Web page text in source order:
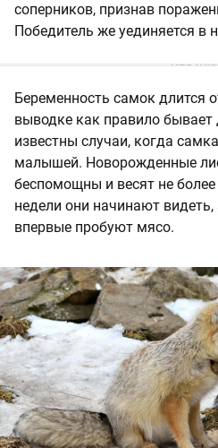
соперников, признав
Победитель же уединяется в
Беременность самок длится
выводке как правило
известны случаи, когда
малышей. Новорожденные
беспомощны и весят не
недели они начинают
впервые пробуют мясо.